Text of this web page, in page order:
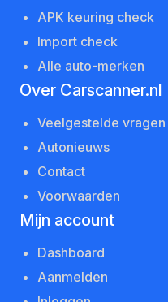
APK keuring check
Import check
Alle auto-merken
Over Carscanner.nl
Veelgestelde vragen
Autonieuws
Contact
Voorwaarden
Mijn account
Dashboard
Aanmelden